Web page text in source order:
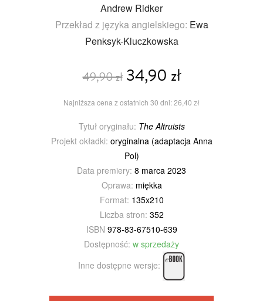
Andrew Ridker
Przekład z języka angielskiego: Ewa
Penksyk-Kluczkowska
49,90 zł34,90 zł
Najniższa cena z ostatnich 30 dni: 26,40 zł
Tytuł oryginału: The Altruists
Projekt okładki: oryginalna (adaptacja Anna
Pol)
Data premiery: 8 marca 2023
Oprawa: miękka
Format: 135x210
Liczba stron: 352
ISBN 978-83-67510-639
Dostępność: w sprzedaży
Inne dostępne wersje: